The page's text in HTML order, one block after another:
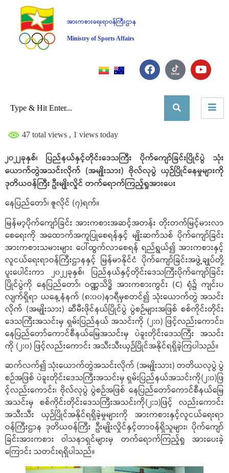
အားကစားရေးရာဝန်ကြီးဌာန
Ministry of Sports Affairs
47 total views , 1 views today
၂၀၂၂ခုနှစ်၊ ပြည်နယ်နှင့်တိုင်းဒေသကြီး ပိုက်ကျော်ခြင်းပြိုင်ပွဲ သုံး
ယောက်တွဲအသင်းလိုက် (အမျိုးသား) ဗိုလ်လုပွဲ ယှဉ်ပြိုင်နေမှုများကို
ဒုတိယဝန်ကြီး ဦးမျိုးလှိုင် တက်ရောက်ကြည့်ရှုအားပေး
နေပြည်တော်၊ ဇူလိုင် (၇)ရက်။
မြန်မာ့ပိုက်ကျော်ခြင်း အားကစားအဆင့်အတန်း တိုးတက်မြင့်မားလာ
စေရေးကို အထောက်အကူပြုစေရန်နှင့် မျိုးဆက်သစ် ပိုက်ကျော်ခြင်း
အားကစားသမားများ ပေါ်ထွက်လာစေရန် ရည်ရွယ်၍ အားကစားနှင့်
လူငယ်ရေးရာဝန်ကြီးဌာနနှင့် မြန်မာနိုင်ငံ ပိုက်ကျော်ခြင်းအဖွဲ့ချုပ်တို့
ပူးပေါင်းကာ ၂၀၂၂ခုနှစ်၊ ပြည်နယ်နှင့်တိုင်းဒေသကြီးပိုက်ကျော်ခြင်း
ပြိုင်ပွဲကို နေပြည်တော်၊ ဝဏ္ဏသိဒ္ဓိ အားကစားကွင်း (C) ရုံ၌ ကျင်းပ
လျက်ရှိရာ ယနေ့နံနက် (၈:၀၀)နာရီမှစတင်၍ သုံးယောက်တွဲ အသင်း
လိုက် (အမျိုးသား) ဆီမီးဖိုင်နယ်ပြိုင်ပွဲ ပွဲစဉ်များအဖြစ် စစ်ကိုင်းတိုင်း
ဒေသကြီးအသင်းမှ ရှမ်းပြည်နယ် အသင်းကို (၂:၀) ဖြင့်လည်းကောင်း၊
နေပြည်တော်ကောင်စီနယ်မြေအသင်းမှ ပဲခူးတိုင်းဒေသကြီး အသင်း
ကို (၂:၀) ဖြင့်လည်းကောင်း အသီးသီးယှဉ်ပြိုင်အနိုင်ရရှိခဲ့ကြပါသည်။
ဆက်လက်၍ သုံးယောက်တွဲအသင်းလိုက် (အမျိုးသား) တတိယလုပွဲ ပွဲ
စဉ်အဖြစ် ပဲခူးတိုင်းဒေသကြီးအသင်းမှ ရှမ်းပြည်နယ်အသင်းကို(၂:၀)ဖြ
င့်လည်းကောင်း၊ ဗိုလ်လုပွဲ ပွဲစဉ်အဖြစ် နေပြည်တော်ကောင်စီနယ်မြေ
အသင်းမှ စစ်ကိုင်းတိုင်းဒေသကြီးအသင်းကို(၂:၁)ဖြင့် လည်းကောင်း
အသီးသီး ယှဉ်ပြိုင်အနိုင်ရရှိခဲ့မှုများကို အားကစားနှင့်လူငယ်ရေးရာ
ဝန်ကြီးဌာန ဒုတိယဝန်ကြီး ဦးမျိုးလှိုင်နှင့်တာဝန်ရှိသူများ၊ ပိုက်ကျော်
ခြင်းအားကစား ဝါသနာရှင်များမှ တက်ရောက်ကြည့်ရှု အားပေးခဲ့
ကြောင်း သတင်းရရှိပါသည်။